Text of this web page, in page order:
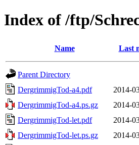
Index of /ftp/
Name Last
Parent Directory
DergrimmigTod-a4.pdf
2014-
DergrimmigTod-a4.ps.gz
2014-
DergrimmigTod-let.pdf
2014-
DergrimmigTod-let.ps.gz
2014-